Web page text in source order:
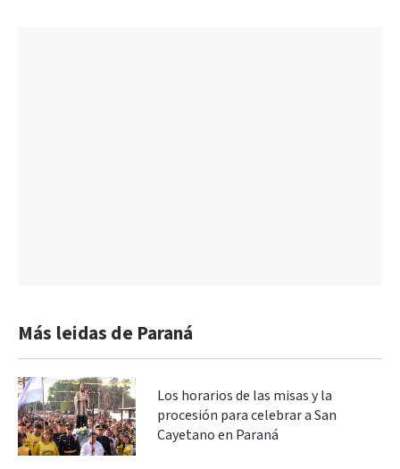
Más leidas de Paraná
Los horarios de las misas y la
procesión para celebrar a San
Cayetano en Paraná